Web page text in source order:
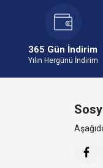
365 Gün İndirim
Yılın Hergünü İndirim